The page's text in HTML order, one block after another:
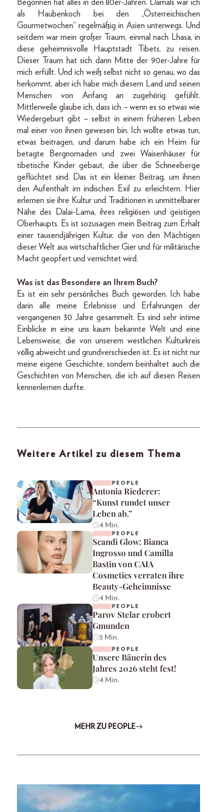
Begonnen hat alles in den 80er-Jahren. Damals war ich
als Haubenkoch bei den „Österreichischen
Gourmetwochen“ regelmäßig in Asien unterwegs. Und
seitdem war mein großer Traum, einmal nach Lhasa, in
diese geheimnisvolle Hauptstadt Tibets, zu reisen.
Dieser Traum hat sich dann Mitte der 90er-Jahre für
mich erfüllt. Und ich weiß selbst nicht so genau, wo das
herkommt, aber ich habe mich diesem Land und seinen
Menschen von Anfang an zugehörig gefühlt.
Mittlerweile glaube ich, dass ich – wenn es so etwas wie
Wiedergeburt gibt – selbst in einem früheren Leben
mal einer von ihnen gewesen bin. Ich wollte etwas tun,
etwas beitragen, und darum habe ich ein Heim für
betagte Bergnomaden und zwei Waisenhäuser für
tibetische Kinder gebaut, die über die Schneeberge
geflüchtet sind. Das ist ein kleiner Beitrag, um ihnen
den Aufenthalt im indischen Exil zu erleichtern. Hier
erlernen sie ihre Kultur und Traditionen in unmittelbarer
Nähe des Dalai-Lama, ihres religiösen und geistigen
Oberhaupts. Es ist sozusagen mein Beitrag zum Erhalt
einer tausendjährigen Kultur, die von den Mächtigen
dieser Welt aus wirtschaftlicher Gier und für militärische
Macht geopfert und vernichtet wird.
Was ist das Besondere an Ihrem Buch?
Es ist ein sehr persönliches Buch geworden. Ich habe
darin alle meine Erlebnisse und Erfahrungen der
vergangenen 30 Jahre gesammelt. Es sind sehr intime
Einblicke in eine uns kaum bekannte Welt und eine
Lebensweise, die von unserem westlichen Kulturkreis
völlig abweicht und grundverschieden ist. Es ist nicht nur
meine eigene Geschichte, sondern beinhaltet auch die
Geschichten von Menschen, die ich auf diesen Reisen
kennenlernen durfte.
Weitere Artikel zu diesem Thema
PEOPLE
Antonia Riederer:
“Kunst rundet unser
Leben ab.”
4 Min.
PEOPLE
Scandi Glow: Bianca
Ingrosso und Camilla
Bastin von CAIA
Cosmetics verraten ihre
Beauty-Geheimnisse
4 Min.
PEOPLE
Parov Stelar erobert
Gmunden
5 Min.
PEOPLE
Unsere Bäuerin des
Jahres 2026 steht fest!
4 Min.
MEHR ZU PEOPLE